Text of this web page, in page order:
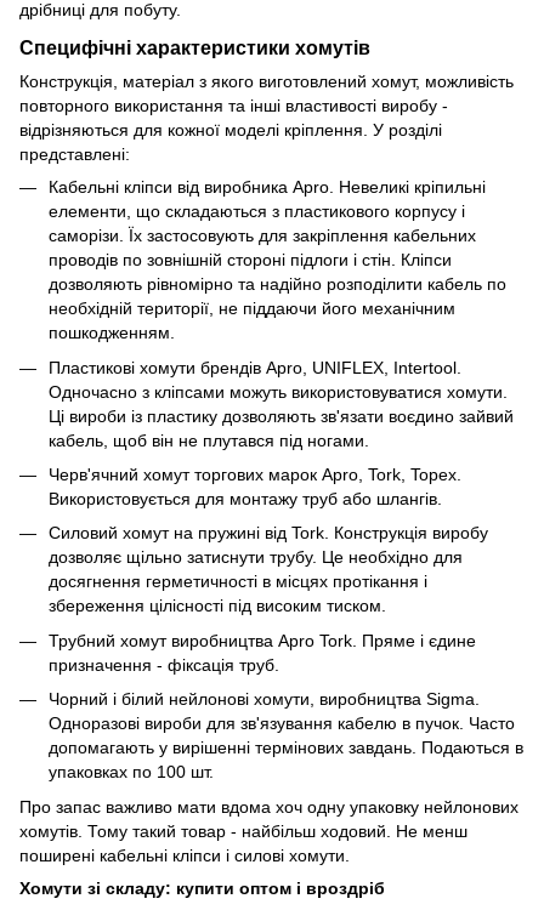
дрібниці для побуту.
Специфічні характеристики хомутів
Конструкція, матеріал з якого виготовлений хомут, можливість
повторного використання та інші властивості виробу -
відрізняються для кожної моделі кріплення. У розділі
представлені:
Кабельні кліпси від виробника Apro. Невеликі кріпильні
елементи, що складаються з пластикового корпусу і
саморізи. Їх застосовують для закріплення кабельних
проводів по зовнішній стороні підлоги і стін. Кліпси
дозволяють рівномірно та надійно розподілити кабель по
необхідній території, не піддаючи його механічним
пошкодженням.
Пластикові хомути брендів Apro, UNIFLEX, Intertool.
Одночасно з кліпсами можуть використовуватися хомути.
Ці вироби із пластику дозволяють зв'язати воєдино зайвий
кабель, щоб він не плутався під ногами.
Черв'ячний хомут торгових марок Apro, Tork, Topex.
Використовується для монтажу труб або шлангів.
Силовий хомут на пружині від Tork. Конструкція виробу
дозволяє щільно затиснути трубу. Це необхідно для
досягнення герметичності в місцях протікання і
збереження цілісності під високим тиском.
Трубний хомут виробництва Apro Tork. Пряме і єдине
призначення - фіксація труб.
Чорний і білий нейлонові хомути, виробництва Sigma.
Одноразові вироби для зв'язування кабелю в пучок. Часто
допомагають у вирішенні термінових завдань. Подаються в
упаковках по 100 шт.
Про запас важливо мати вдома хоч одну упаковку нейлонових
хомутів. Тому такий товар - найбільш ходовий. Не менш
поширені кабельні кліпси і силові хомути.
Хомути зі складу: купити оптом і вроздріб